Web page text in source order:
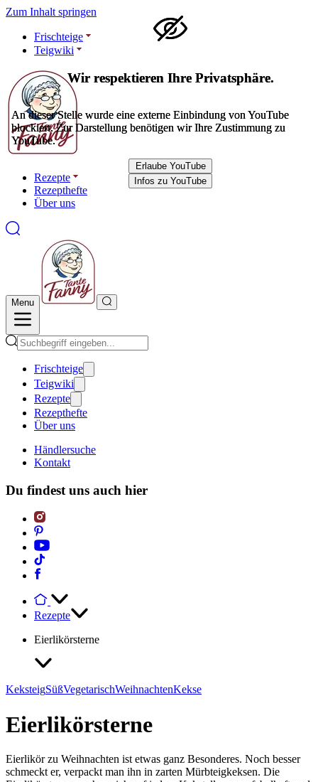
Zum Inhalt springen
Frischteige
Teigwiki
Rezepte
Rezepthefte
Über uns
Menu
Frischteige
Teigwiki
Rezepte
Rezepthefte
Über uns
Händlersuche
Kontakt
Du findest uns auch hier
Rezepte
Eierlikörsterne
KeksteigSüßVegetarischWeihnachtenKekse
Eierlikörsterne
Eierlikör zu Weihnachten ist etwas ganz Besonderes. Noch besser
schmeckt er, verpackt man ihn in zarten Mürbteigkeksen. Die
Wir respektieren Ihre Privatsphäre.
An dieser Stelle wurde eine externe Einbindung von YouTube
blockiert. Zur Darstellung benötigen wir Ihre Zustimmung zu
YouTube.
Erlaube YouTube
Infos zu YouTube
Wir respektieren Ihre Privatsphäre.
An dieser Stelle wurde eine externe Einbindung von YouTube
blockiert. Zur Darstellung benötigen wir Ihre Zustimmung zu
YouTube.
Erlaube YouTube
Infos zu YouTube